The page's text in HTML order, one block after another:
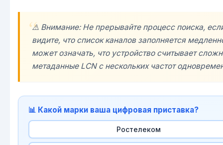
⚠️ Внимание: Не прерывайте процесс поиска,
видите, что список каналов заполняется
может означать, что устройство считывает
метаданные LCN с нескольких частот
📊 Какой марки ваша цифровая приставка?
Ростелеком